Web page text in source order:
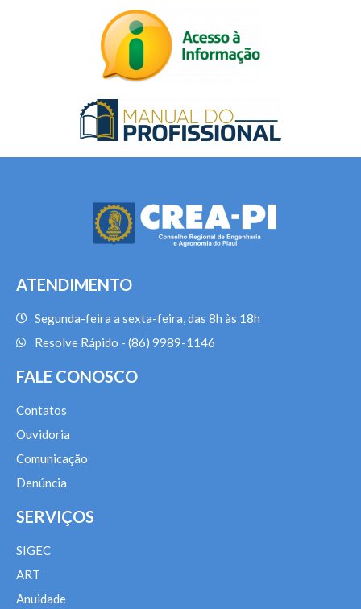
ATENDIMENTO
Segunda-feira a sexta-feira, das 8h às 18h
Resolve Rápido - (86) 9989-1146
FALE CONOSCO
Contatos
Ouvidoria
Comunicação
Denúncia
SERVIÇOS
SIGEC
ART
Anuidade